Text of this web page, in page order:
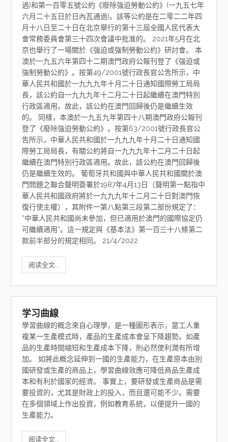
過)和第一百零五號公約《廢除強迫勞動公約》(一九五七年
六月二十五日於日內瓦通過)。該等公約是在二零二二年四
月十八日至二十日在北京舉行的第十三屆全國人民代表大
會常務委員會第三十四次會議中批准的。 2021年5月在北
京也舉行了一場關於《強迫或強制勞動公約》研討會。 本
澳於一九五六年第四十二期澳門政府公報刊登了《強迫或
強制勞動公約》。按第49/2001號行政長官公吿所示，中
華人民共和國於一九九九年十月二十日通知國際勞工局局
長，該公約自一九九九年十二月二十日起繼續在澳門特別
行政區適用。故此，該公約在澳門回歸後仍是繼續生效
的。 同樣，本澳於一九五九年第四十八期澳門政府公報刊
登了《廢除強迫勞動公約》。按第63/2001號行政長官公
吿所示，中華人民共和國於一九九九年十月二十日通知國
際勞工局局長，有關公約將自一九九九年十二月二十日起
繼續在澳門特別行政區適用。故此，該公約在澳門回歸後
仍是繼續生效的。 葡萄牙共和國與中華人民共和國關於澳
門問題之聯合聲明簽署於1987年4月13日（聲明第一點指中
華人民共和國政府將於一九九九年十二月二十日對澳門恢
復行使主權），其附件一第八點第三段第二部份規定了：
“中華人民共和國尚未參加，但已適用於澳門的國際協定仍
可繼續適用”。這一規定與《基本法》第一百三十八條第二
款前半部分的規定相同。 21/4/2022
阅读全文...
学习曲線
學習曲線的概念來自心理學，是一種圖形表示，當工人重
複某一生產模式時，產品的生產成本會呈下降趨勢。如產
品的生產時間縮短和生產成本下降，則必然使利潤有所增
加。 如將此概念延伸到一國的生產能力，在生產原本由別
國研發或生產的商品上，學習曲線效應可降低商品生產成
本和有利於國家的經濟。 事實上，要研發或生產商品是需
要投資的，尤其是財政上的投入，而且還可能不少。需要
在多個領域上作出投資，例如教育系統，以便提升一國的
生產能力。
阅读全文...